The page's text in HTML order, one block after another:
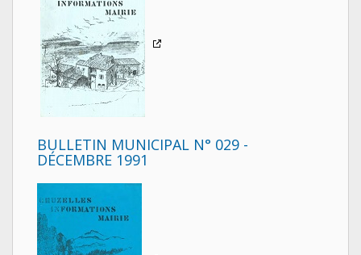
BULLETIN MUNICIPAL N° 029 -
DÉCEMBRE 1991